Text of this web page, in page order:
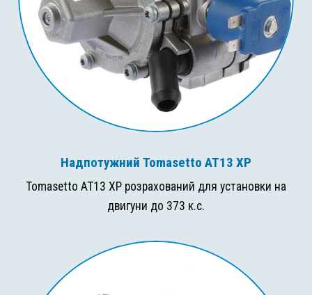
Надпотужний Tomasetto AT13 XP
Tomasetto AT13 XP розрахований для установки на
двигуни до 373 к.с.